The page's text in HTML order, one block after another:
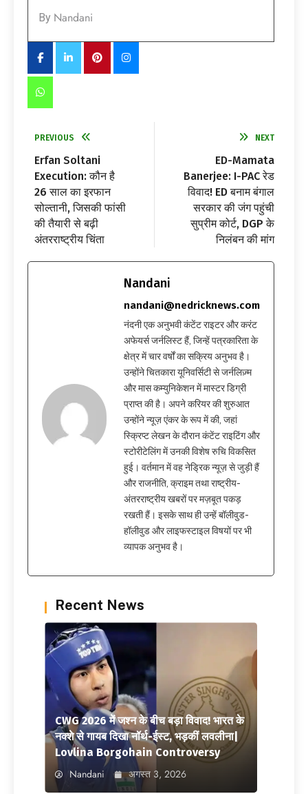
By Nandani
PREVIOUS
Erfan Soltani
Execution: कौन है
26 साल का इरफान
सोल्तानी, जिसकी फांसी
की तैयारी से बढ़ी
अंतरराष्ट्रीय चिंता
NEXT
ED-Mamata
Banerjee: I-PAC रेड
विवाद! ED बनाम बंगाल
सरकार की जंग पहुंची
सुप्रीम कोर्ट, DGP के
निलंबन की मांग
Nandani
nandani@nedricknews.com
नंदनी एक अनुभवी कंटेंट राइटर और करंट
अफेयर्स जर्नलिस्ट हैं, जिन्हें पत्रकारिता के
क्षेत्र में चार वर्षों का सक्रिय अनुभव है।
उन्होंने चितकारा यूनिवर्सिटी से जर्नलिज़्म
और मास कम्युनिकेशन में मास्टर डिग्री
प्राप्त की है। अपने करियर की शुरुआत
उन्होंने न्यूज़ एंकर के रूप में की, जहां
स्क्रिप्ट लेखन के दौरान कंटेंट राइटिंग और
स्टोरीटेलिंग में उनकी विशेष रुचि विकसित
हुई। वर्तमान में वह नेड्रिक न्यूज़ से जुड़ी हैं
और राजनीति, क्राइम तथा राष्ट्रीय-
अंतरराष्ट्रीय खबरों पर मज़बूत पकड़
रखती हैं। इसके साथ ही उन्हें बॉलीवुड-
हॉलीवुड और लाइफस्टाइल विषयों पर भी
व्यापक अनुभव है।
Recent News
CWG 2026 में जश्न के बीच बड़ा विवाद! भारत के
नक्शे से गायब दिखा नॉर्थ-ईस्ट, भड़कीं लवलीना|
Lovlina Borgohain Controversy
Nandani अगस्त 3, 2026